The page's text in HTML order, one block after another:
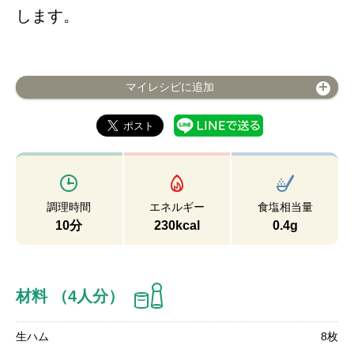
します。
マイレシピに追加
調理時間
10分
エネルギー
230kcal
食塩相当量
0.4g
材料 （4人分）
生ハム 8枚